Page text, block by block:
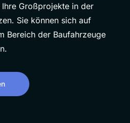
Großprojekte in der
Sie können sich auf
Bereich der Baufahrzeuge